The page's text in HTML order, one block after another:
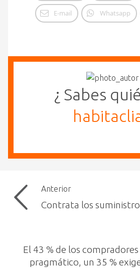
E-mail Whatsapp
¿ Sabes
Anterior
Contrata los
El 43 % de los
pragmático, un 35 %